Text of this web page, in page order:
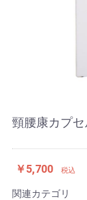
頸腰康カプ
￥5,700 税込
関連カテゴリ